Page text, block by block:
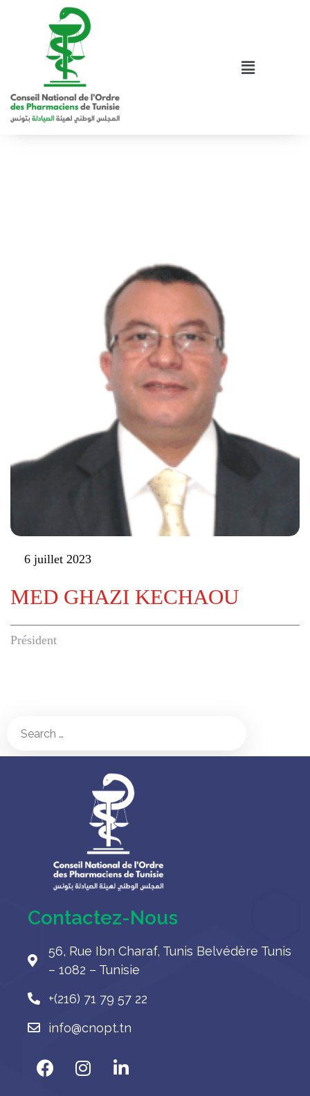
6 juillet 2023
MED GHAZI KECHAOU
Président
Contactez-Nous
56, Rue Ibn Charaf, Tunis Belvédère Tunis
– 1082 – Tunisie
+(216) 71 79 57 22
info@cnopt.tn